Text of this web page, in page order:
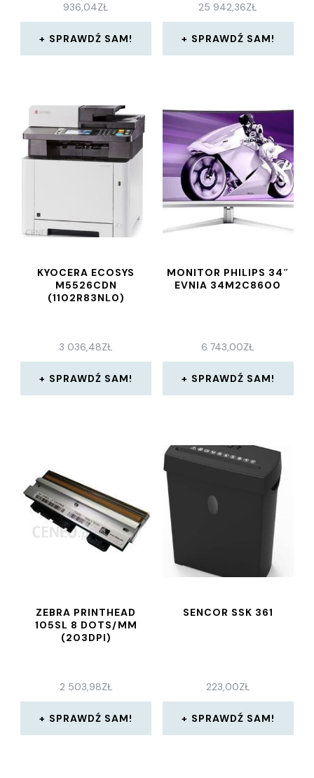
936,04ZŁ
SPRAWDŹ SAM!
25 942,36ZŁ
SPRAWDŹ SAM!
KYOCERA ECOSYS
M5526CDN
(1102R83NL0)
3 036,48ZŁ
SPRAWDŹ SAM!
MONITOR PHILIPS 34″
EVNIA 34M2C8600
6 743,00ZŁ
SPRAWDŹ SAM!
ZEBRA PRINTHEAD
105SL 8 DOTS/MM
(203DPI)
2 503,98ZŁ
SPRAWDŹ SAM!
SENCOR SSK 361
223,00ZŁ
SPRAWDŹ SAM!